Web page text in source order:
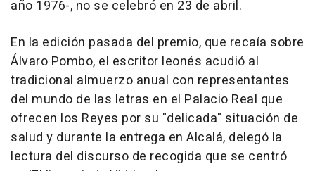
año 1976-, no se celebró en 23 de abril.
En la edición pasada del premio, que recaía sobre
Álvaro Pombo, el escritor leonés acudió al
tradicional almuerzo anual con representantes
del mundo de las letras en el Palacio Real que
ofrecen los Reyes por su "delicada" situación de
salud y durante la entrega en Alcalá, delegó la
lectura del discurso de recogida que se centró